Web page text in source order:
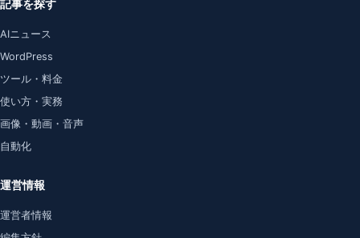
記事を探す
AIニュース
WordPress
ツール・料金
使い方・実務
画像・動画・音声
自動化
運営情報
運営者情報